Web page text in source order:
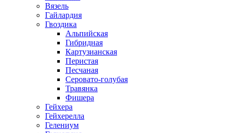
Вязель
Гайлардия
Гвоздика
Альпийская
Гибридная
Картузианская
Перистая
Песчаная
Серовато-голубая
Травянка
Фишера
Гейхера
Гейхерелла
Гелениум